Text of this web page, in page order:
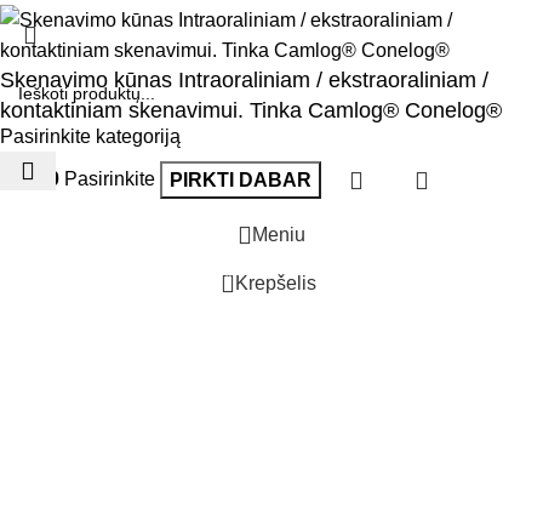
Pasirinkite kategoriją
Skenavimo kūnas Intraoraliniam / ekstraoraliniam /
kontaktiniam skenavimui. Tinka Camlog® Conelog®
50.00 Pasirinkite PIRKTI DABAR
Meniu
0 Krepšelis